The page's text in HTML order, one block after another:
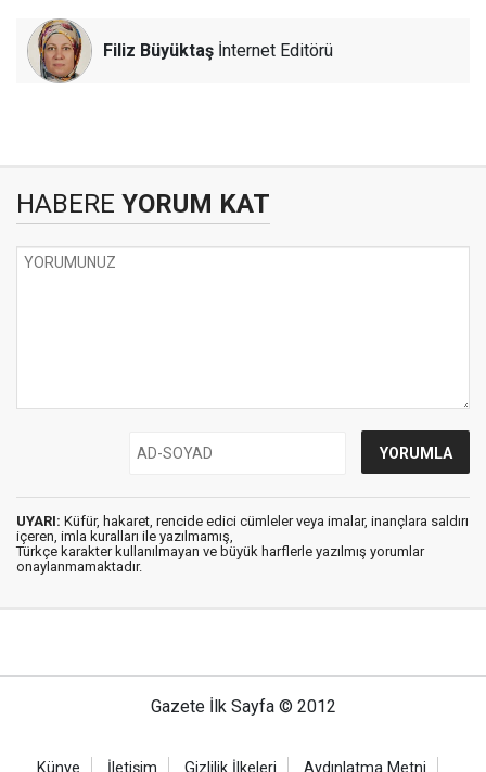
Filiz Büyüktaş İnternet Editörü
HABERE YORUM KAT
UYARI: Küfür, hakaret, rencide edici cümleler veya imalar, inançlara saldırı
içeren, imla kuralları ile yazılmamış,
Türkçe karakter kullanılmayan ve büyük harflerle yazılmış yorumlar
onaylanmamaktadır.
Gazete İlk Sayfa © 2012
Künye İletişim Gizlilik İlkeleri Aydınlatma Metni